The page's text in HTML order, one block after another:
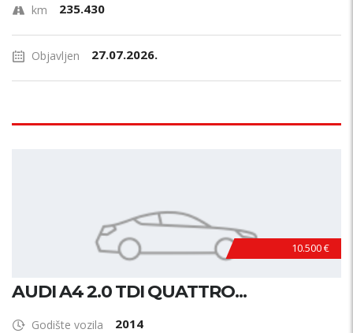
km 235.430
Objavljen 27.07.2026.
10.500 €
AUDI A4 2.0 TDI QUATTRO...
Godište vozila 2014